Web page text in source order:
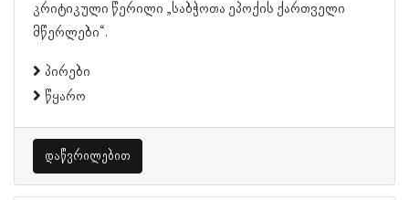
კრიტიკული წერილი „საბჭოთა ეპოქის ქართველი
მწერლები“.
პირები
წყარო
დაწვრილებით